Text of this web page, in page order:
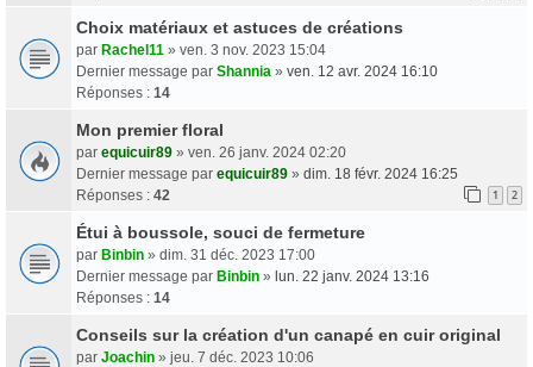
Choix matériaux et astuces de créations
par Rachel11 » ven. 3 nov. 2023 15:04
Dernier message par Shannia » ven. 12 avr. 2024 16:10
Réponses : 14
Mon premier floral
par equicuir89 » ven. 26 janv. 2024 02:20
Dernier message par equicuir89 » dim. 18 févr. 2024 16:25
Réponses : 42 1 2
Étui à boussole, souci de fermeture
par Binbin » dim. 31 déc. 2023 17:00
Dernier message par Binbin » lun. 22 janv. 2024 13:16
Réponses : 14
Conseils sur la création d'un canapé en cuir original
par Joachin » jeu. 7 déc. 2023 10:06